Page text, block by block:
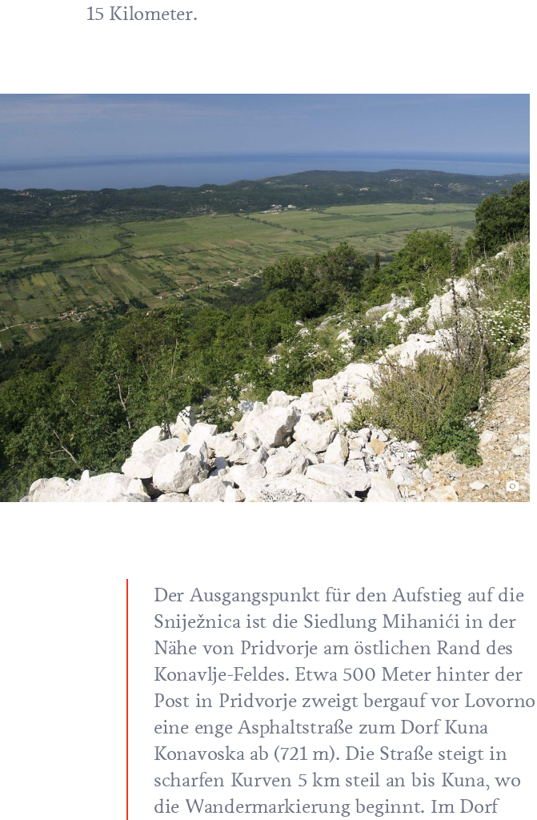
15 Kilometer.
Der Ausgangspunkt für den Aufstieg auf die
Sniježnica ist die Siedlung Mihanići in der
Nähe von Pridvorje am östlichen Rand des
Konavlje-Feldes. Etwa 500 Meter hinter der
Post in Pridvorje zweigt bergauf vor Lovorno
eine enge Asphaltstraße zum Dorf Kuna
Konavoska ab (721 m). Die Straße steigt in
scharfen Kurven 5 km steil an bis Kuna, wo
die Wandermarkierung beginnt. Im Dorf